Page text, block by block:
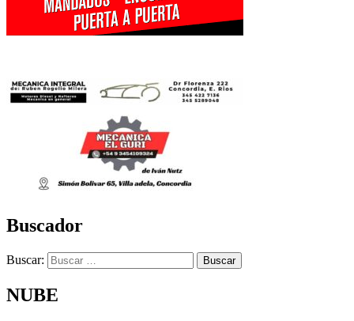
Buscador
Buscar:
NUBE